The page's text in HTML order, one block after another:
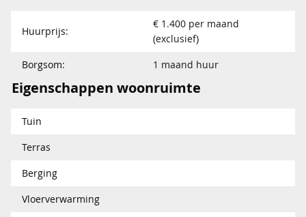
Huurprijs:
€ 1.400 per maand
(exclusief)
Borgsom:
1 maand huur
Eigenschappen woonruimte
Tuin
Terras
Berging
Vloerverwarming